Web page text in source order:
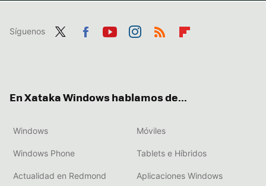
Síguenos
En Xataka Windows hablamos de...
Windows Móviles
Windows Phone Tablets e Híbridos
Actualidad en Redmond Aplicaciones Windows